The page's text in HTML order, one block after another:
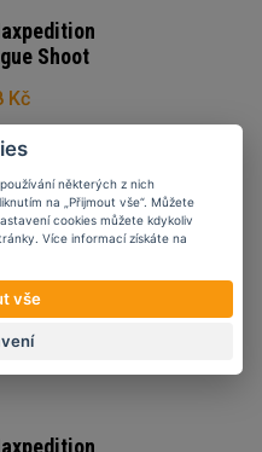
Shoot
Kč
některých z nich
na „Přijmout vše“. Můžete
cookies můžete kdykoliv
Více informací získáte na
vše